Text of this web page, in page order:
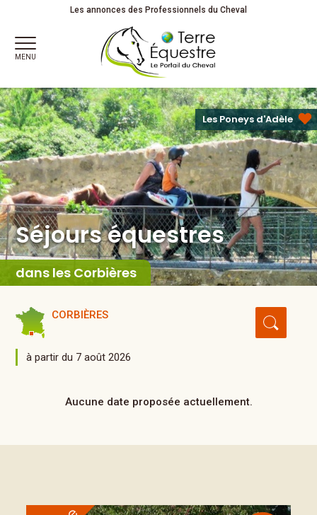
Séjours équestres AdultesLes annonces des Professionnels du Cheval
MENU
Séjours équestres
dans les Corbières
Les Poneys d'Adèle
CORBIÈRES
à partir du 7 août 2026
Aucune date proposée actuellement.